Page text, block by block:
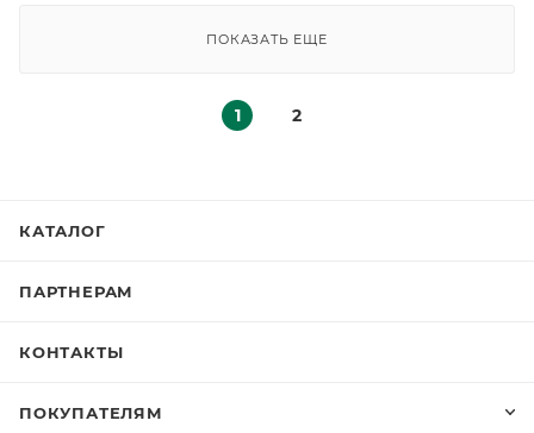
ПОКАЗАТЬ ЕЩЕ
1 2
КАТАЛОГ
ПАРТНЕРАМ
КОНТАКТЫ
ПОКУПАТЕЛЯМ